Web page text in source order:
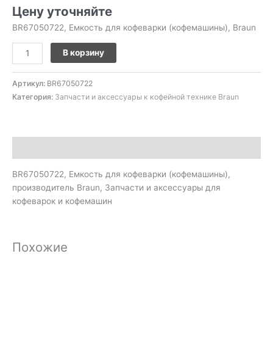
Цену уточняйте
BR67050722, Емкость для кофеварки (кофемашины), Braun
В корзину
Артикул: BR67050722
Категория: Запчасти и аксессуары к кофейной технике Braun
BR67050722, Емкость для кофеварки (кофемашины),
производитель Braun, Запчасти и аксессуары для
кофеварок и кофемашин
Похожие